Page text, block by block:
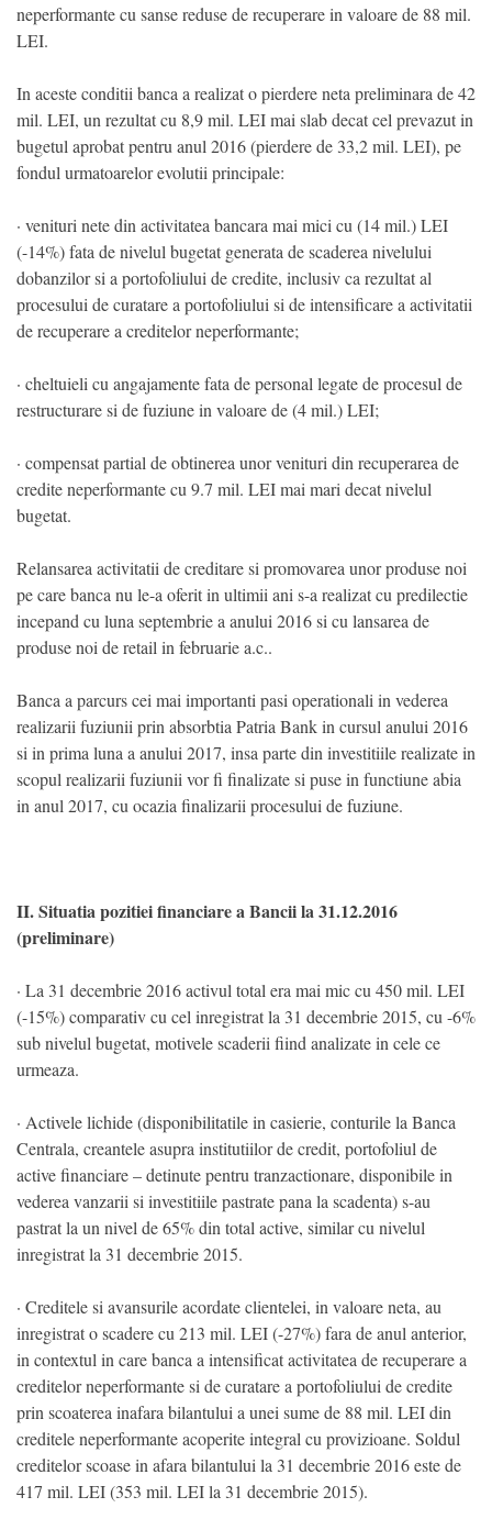
neperformante cu sanse reduse de recuperare in valoare de 88 mil.
LEI.
In aceste conditii banca a realizat o pierdere neta preliminara de 42
mil. LEI, un rezultat cu 8,9 mil. LEI mai slab decat cel prevazut in
bugetul aprobat pentru anul 2016 (pierdere de 33,2 mil. LEI), pe
fondul urmatoarelor evolutii principale:
· venituri nete din activitatea bancara mai mici cu (14 mil.) LEI
(-14%) fata de nivelul bugetat generata de scaderea nivelului
dobanzilor si a portofoliului de credite, inclusiv ca rezultat al
procesului de curatare a portofoliului si de intensificare a activitatii
de recuperare a creditelor neperformante;
· cheltuieli cu angajamente fata de personal legate de procesul de
restructurare si de fuziune in valoare de (4 mil.) LEI;
· compensat partial de obtinerea unor venituri din recuperarea de
credite neperformante cu 9.7 mil. LEI mai mari decat nivelul
bugetat.
Relansarea activitatii de creditare si promovarea unor produse noi
pe care banca nu le-a oferit in ultimii ani s-a realizat cu predilectie
incepand cu luna septembrie a anului 2016 si cu lansarea de
produse noi de retail in februarie a.c..
Banca a parcurs cei mai importanti pasi operationali in vederea
realizarii fuziunii prin absorbtia Patria Bank in cursul anului 2016
si in prima luna a anului 2017, insa parte din investitiile realizate in
scopul realizarii fuziunii vor fi finalizate si puse in functiune abia
in anul 2017, cu ocazia finalizarii procesului de fuziune.
II. Situatia pozitiei financiare a Bancii la 31.12.2016
(preliminare)
· La 31 decembrie 2016 activul total era mai mic cu 450 mil. LEI
(-15%) comparativ cu cel inregistrat la 31 decembrie 2015, cu -6%
sub nivelul bugetat, motivele scaderii fiind analizate in cele ce
urmeaza.
· Activele lichide (disponibilitatile in casierie, conturile la Banca
Centrala, creantele asupra institutiilor de credit, portofoliul de
active financiare – detinute pentru tranzactionare, disponibile in
vederea vanzarii si investitiile pastrate pana la scadenta) s-au
pastrat la un nivel de 65% din total active, similar cu nivelul
inregistrat la 31 decembrie 2015.
· Creditele si avansurile acordate clientelei, in valoare neta, au
inregistrat o scadere cu 213 mil. LEI (-27%) fara de anul anterior,
in contextul in care banca a intensificat activitatea de recuperare a
creditelor neperformante si de curatare a portofoliului de credite
prin scoaterea inafara bilantului a unei sume de 88 mil. LEI din
creditele neperformante acoperite integral cu provizioane. Soldul
creditelor scoase in afara bilantului la 31 decembrie 2016 este de
417 mil. LEI (353 mil. LEI la 31 decembrie 2015).